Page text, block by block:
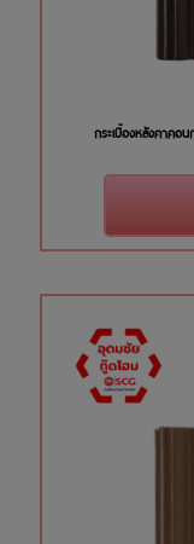
กระเบื้องหลังคาคอ